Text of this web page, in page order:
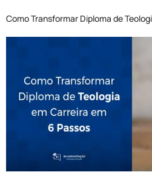
Como Transformar Diploma de